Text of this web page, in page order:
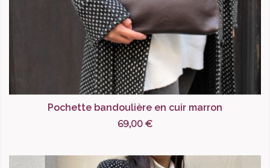
Pochette bandoulière en cuir marron
69,00 €